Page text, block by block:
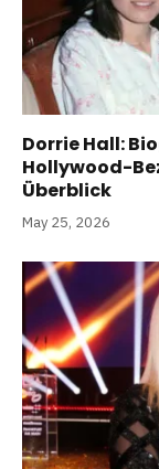
Dorrie Hall:
Hollywood-
Überblick
May 25, 2026